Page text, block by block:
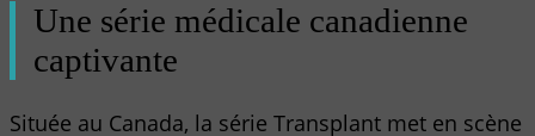
Une série médicale canadienne
captivante
Située au Canada, la série Transplant met en scène